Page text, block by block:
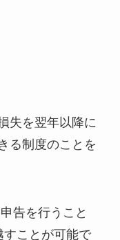
失を翌年以降に
る制度のことを
告を行うこと
すことが可能で